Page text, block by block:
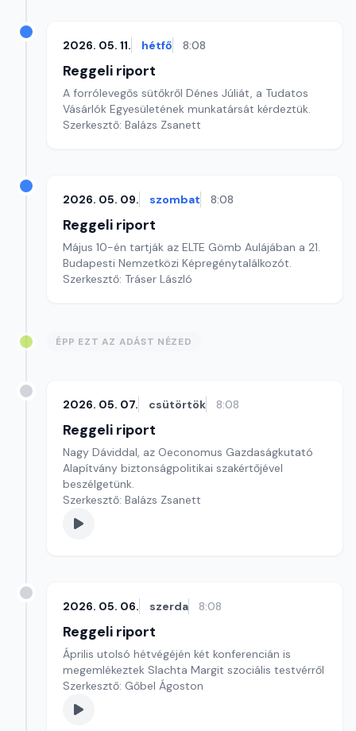
2026. 05. 11. hétfő 8:08
Reggeli riport
A forrólevegős sütőkről Dénes Júliát, a Tudatos
Vásárlók Egyesületének munkatársát kérdeztük.
Szerkesztő: Balázs Zsanett
2026. 05. 09. szombat 8:08
Reggeli riport
Május 10-én tartják az ELTE Gömb Aulájában a 21.
Budapesti Nemzetközi Képregénytalálkozót.
Szerkesztő: Tráser László
ÉPP EZT AZ ADÁST NÉZED
2026. 05. 07. csütörtök 8:08
Reggeli riport
Nagy Dáviddal, az Oeconomus Gazdaságkutató
Alapítvány biztonságpolitikai szakértőjével
beszélgetünk.
Szerkesztő: Balázs Zsanett
2026. 05. 06. szerda 8:08
Reggeli riport
Április utolsó hétvégéjén két konferencián is
megemlékeztek Slachta Margit szociális testvérről
Szerkesztő: Gőbel Ágoston